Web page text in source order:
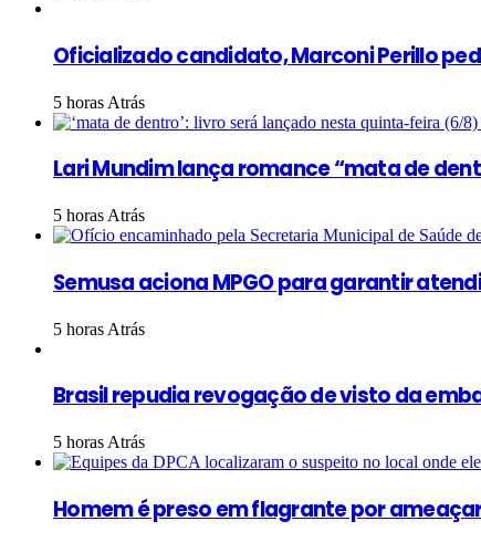
Oficializado candidato, Marconi Perillo
5 horas Atrás
Lari Mundim lança romance “mata de
5 horas Atrás
Semusa aciona MPGO para garantir
5 horas Atrás
Brasil repudia revogação de visto da
5 horas Atrás
Homem é preso em flagrante por